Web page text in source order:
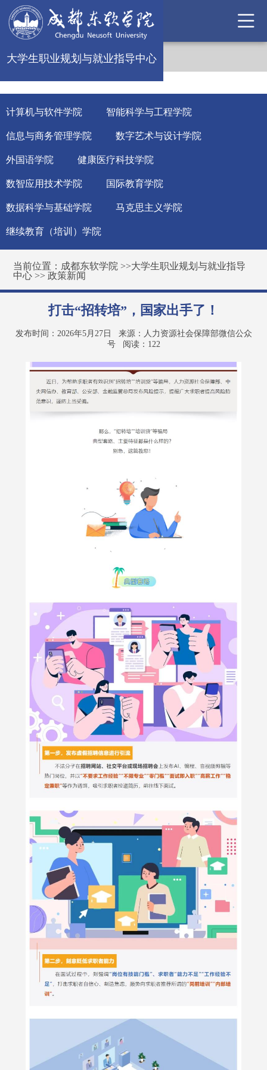
大学生职业规划与就业指导中心
计算机与软件学院 智能科学与工程学院
信息与商务管理学院 数字艺术与设计学院
外国语学院 健康医疗科技学院
数智应用技术学院 国际教育学院
数据科学与基础学院 马克思主义学院
继续教育（培训）学院
当前位置： 成都东软学院 >>大学生职业规划与就业指导
中心 >>政策新闻
打击“招转培”，国家出手了！
发布时间：2026年5月27日
来源：人力资源社会保障部微信公众
号阅读： 122